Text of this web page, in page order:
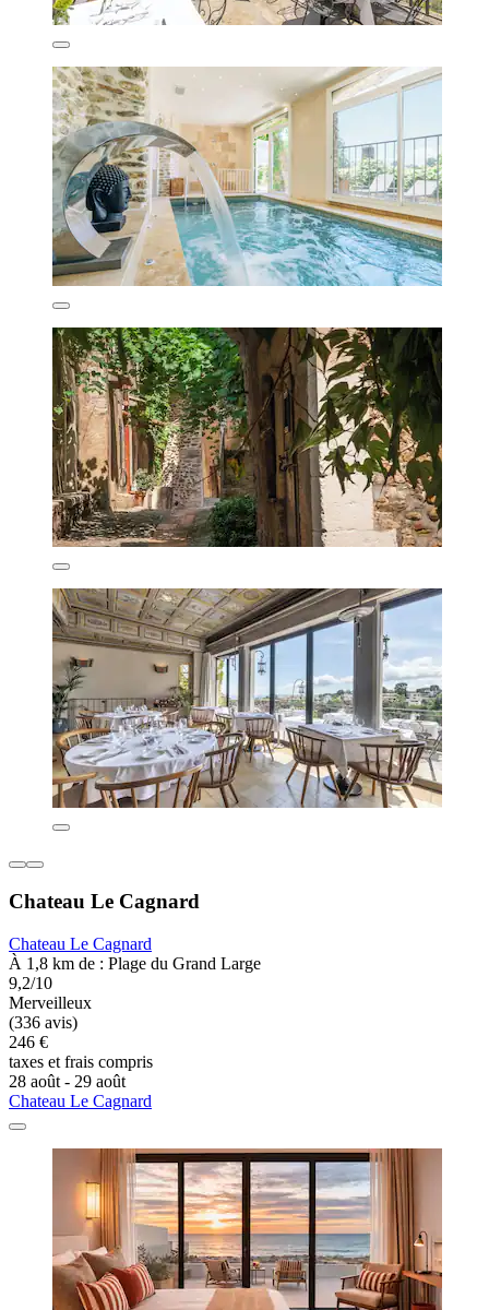
Chateau Le Cagnard
Chateau Le Cagnard
À 1,8 km de : Plage du Grand Large
9,2/10
Merveilleux
(336 avis)
246 €
taxes et frais compris
28 août - 29 août
Chateau Le Cagnard